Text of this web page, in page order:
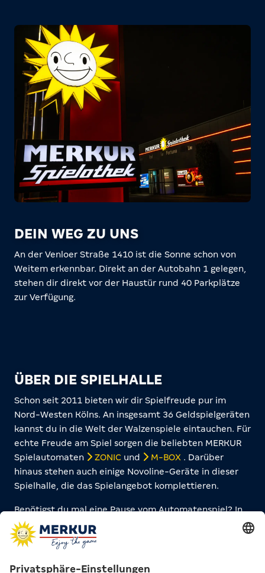
DEIN WEG ZU UNS
An der Venloer Straße 1410 ist die Sonne schon von
Weitem erkennbar. Direkt an der Autobahn 1 gelegen,
stehen dir direkt vor der Haustür rund 40 Parkplätze
zur Verfügung.
ÜBER DIE SPIELHALLE
Schon seit 2011 bieten wir dir Spielfreude pur im
Nord-Westen Kölns. An insgesamt 36 Geldspielgeräten
kannst du in die Welt der Walzenspiele eintauchen. Für
echte Freude am Spiel sorgen die beliebten MERKUR
Spielautomaten
ZONIC und M-BOX . Darüber
hinaus stehen auch einige Novoline-Geräte in dieser
Spielhalle, die das Spielangebot komplettieren.
Benötigst du mal eine Pause vom Automatenspiel? In
einem separaten Bereich der Spielhalle bieten
Billardtische sowie Dartscheiben die perfekte
Abwechslung. Bring doch beim nächsten Besuch deine
Clique mit und verbringt zusammen Zeit bei einer